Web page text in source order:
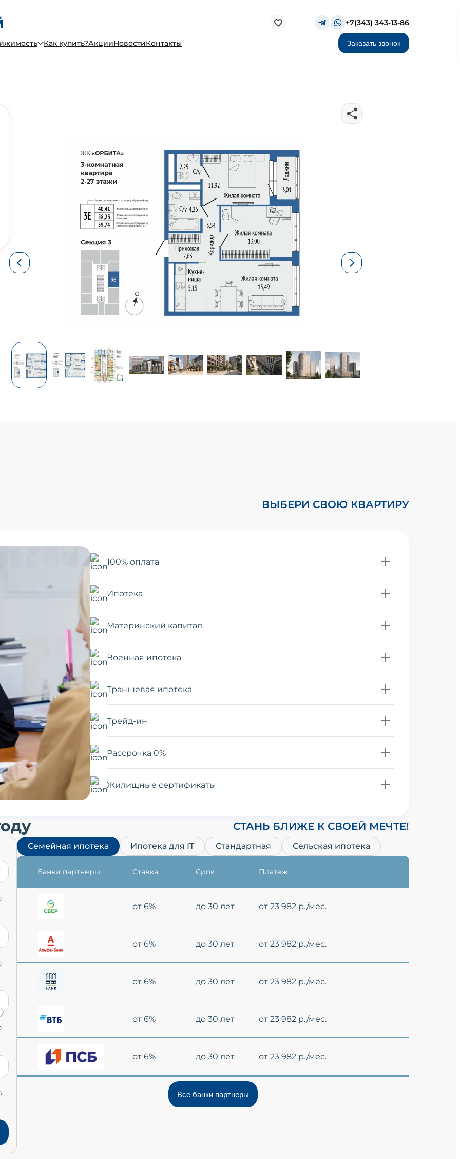
+7(343) 343-13-86
Как купить?АкцииНовостиКонтакты Заказать звонок
ВЫБЕРИ СВОЮ КВАРТИРУ
100% оплата
Ипотека
Материнский капитал
Военная ипотека
Траншевая ипотека
Трейд-ин
Рассрочка 0%
Жилищные сертификаты
СТАНЬ БЛИЖЕ К СВОЕЙ МЕЧТЕ!
Семейная ипотека Ипотека для IT Стандартная Сельская ипотека
Банки партнеры Ставка Срок Платеж
от 6% до 30 лет от 23 982 р./мес.
от 6% до 30 лет от 23 982 р./мес.
от 6% до 30 лет от 23 982 р./мес.
от 6% до 30 лет от 23 982 р./мес.
от 6% до 30 лет от 23 982 р./мес.
Все банки партнеры